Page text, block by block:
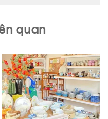
quan